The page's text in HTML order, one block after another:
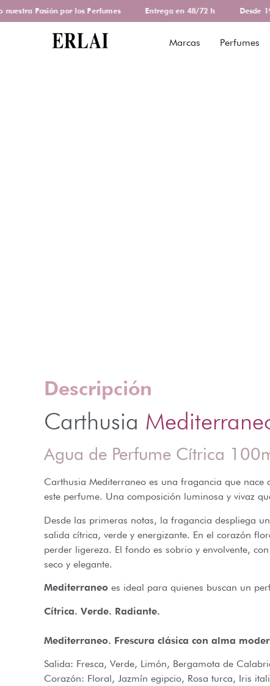
Pasión por los Perfumes Entrega en 48/72 h Desde
Marcas Perfumes
Descripción
Carthusia
Agua de Perfume Cítrica
Carthusia Mediterraneo es una fragancia que
este perfume. Una composición luminosa y vivaz
Desde las primeras notas, la fragancia despliega
salida cítrica, verde y energizante. En el corazón
perder ligereza. El fondo es sobrio y envolvente, con
seco y elegante.
Mediterraneo es ideal para quienes buscan un
Cítrica. Verde. Radiante.
Mediterraneo. Frescura clásica con alma
Salida: Fresca, Verde, Limón, Bergamota de
Corazón: Floral, Jazmín egipcio, Rosa turca, Iris